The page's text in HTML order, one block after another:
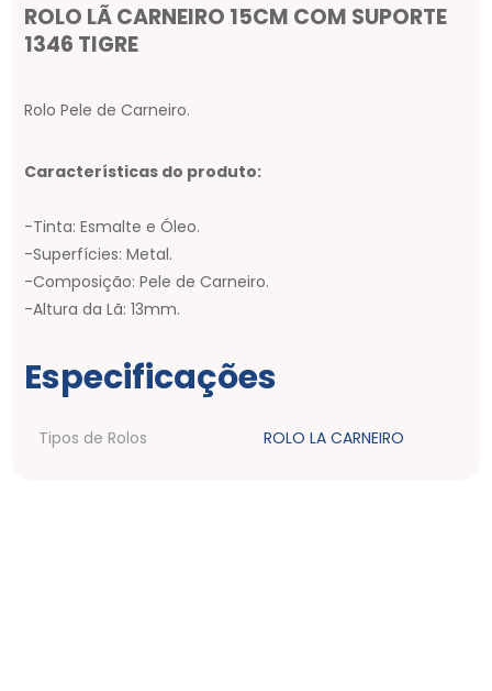
ROLO LÃ CARNEIRO 15CM COM SUPORTE
1346 TIGRE
Rolo Pele de Carneiro.
Características do produto:
-Tinta: Esmalte e Óleo.
-Superfícies: Metal.
-Composição: Pele de Carneiro.
-Altura da Lã: 13mm.
Especificações
Tipos de Rolos ROLO LA CARNEIRO